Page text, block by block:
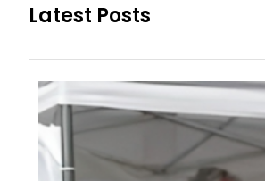
Latest Posts